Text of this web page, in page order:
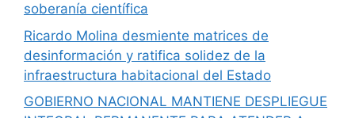
soberanía científica
Ricardo Molina desmiente matrices de
desinformación y ratifica solidez de la
infraestructura habitacional del Estado
GOBIERNO NACIONAL MANTIENE DESPLIEGUE